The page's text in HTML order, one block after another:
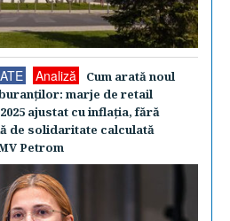
Analiză
Cum arată noul
marje de retail
ajustat cu inflaţia, fără
de solidaritate calculată
Petrom